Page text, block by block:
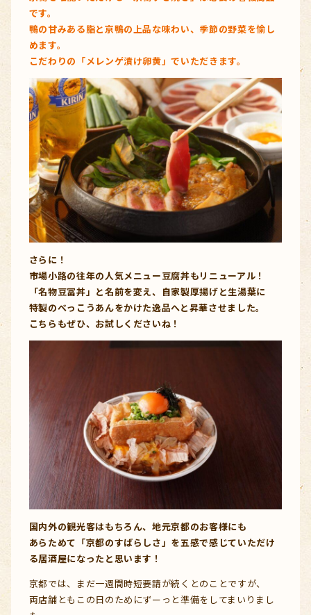
です。
鴨の甘みある脂と京鴨の上品な味わい、季節の野菜を愉し
めます。
こだわりの「メレンゲ漬け卵黄」でいただきます。
さらに！
市場小路の往年の人気メニュー豆腐丼もリニューアル！
「名物豆冨丼」と名前を変え、自家製厚揚げと生湯葉に
特製のべっこうあんをかけた逸品へと昇華させました。
こちらもぜひ、お試しくださいね！
国内外の観光客はもちろん、地元京都のお客様にも
あらためて「京都のすばらしさ」を五感で感じていただけ
る居酒屋になったと思います！
京都では、まだ一週間時短要請が続くとのことですが、
両店舗ともこの日のためにずーっと準備をしてまいりまし